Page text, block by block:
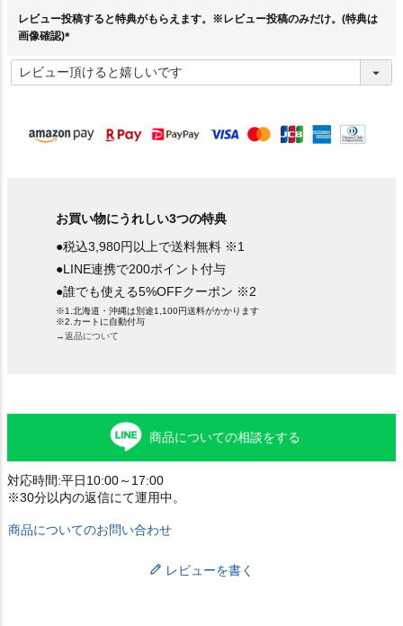
レビュー投稿すると特典がもらえます。※レビュー投稿のみだけ。(特典は
画像確認)
必
須
お買い物にうれしい3つの特典
●税込3,980円以上で送料無料 ※1
●LINE連携で200ポイント付与
●誰でも使える5%OFFクーポン ※2
※1.北海道・沖縄は別途1,100円送料がかかります
※2.カートに自動付与
→返品について
商品についての相談をする
対応時間:平日10:00～17:00
※30分以内の返信にて運用中。
商品についてのお問い合わせ
レビューを書く